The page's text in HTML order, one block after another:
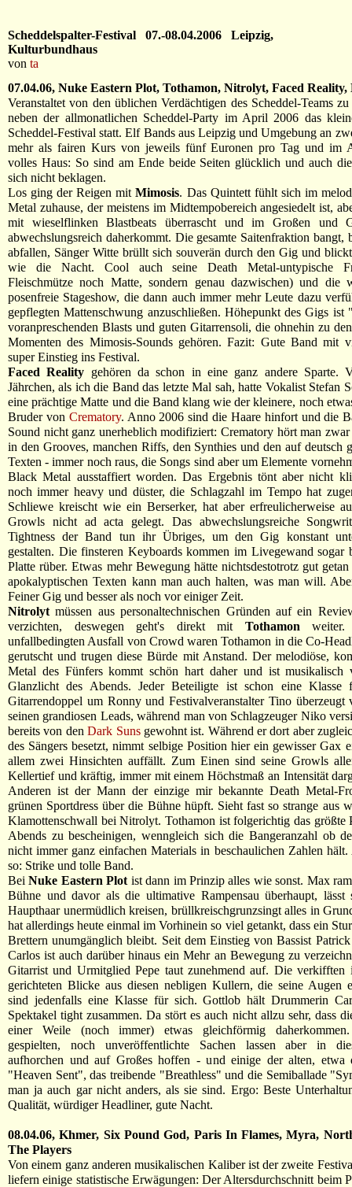
Scheddelspalter-Festival 07.-08.04.2006 Leipzig,
Kulturbundhaus
von ta
07.04.06, Nuke Eastern Plot, Tothamon, Nitrolyt, Faced Reality,
Veranstaltet von den üblichen Verdächtigen des Scheddel-Teams
neben der allmonatlichen Scheddel-Party im April 2006 das
Scheddel-Festival statt. Elf Bands aus Leipzig und Umgebung an
mehr als fairen Kurs von jeweils fünf Euronen pro Tag und im
volles Haus: So sind am Ende beide Seiten glücklich und auch
sich nicht beklagen.
Los ging der Reigen mitMimosis. Das Quintett fühlt sich im
Metal zuhause, der meistens im Midtempobereich angesiedelt ist,
mit wieselflinken Blastbeats überrascht und im Großen und
abwechslungsreich daherkommt. Die gesamte Saitenfraktion bangt,
abfallen, Sänger Witte brüllt sich souverän durch den Gig und
wie die Nacht. Cool auch seine Death Metal-untypische
Fleischmütze noch Matte, sondern genau dazwischen) und die
posenfreie Stageshow, die dann auch immer mehr Leute dazu
gepflegten Mattenschwung anzuschließen. Höhepunkt des Gigs ist
voranpreschenden Blasts und guten Gitarrensoli, die ohnehin zu
Momenten des Mimosis-Sounds gehören. Fazit: Gute Band mit
super Einstieg ins Festival.
Faced Reality gehören da schon in eine ganz andere Sparte.
Jährchen, als ich die Band das letzte Mal sah, hatte Vokalist Stefan
eine prächtige Matte und die Band klang wie der kleinere, noch
Bruder von Crematory. Anno 2006 sind die Haare hinfort und die
Sound nicht ganz unerheblich modifiziert: Crematory hört man
in den Grooves, manchen Riffs, den Synthies und den auf deutsch
Texten - immer noch raus, die Songs sind aber um Elemente
Black Metal ausstaffiert worden. Das Ergebnis tönt aber nicht
noch immer heavy und düster, die Schlagzahl im Tempo hat
Schliewe kreischt wie ein Berserker, hat aber erfreulicherweise
Growls nicht ad acta gelegt. Das abwechslungsreiche
Tightness der Band tun ihr Übriges, um den Gig konstant
gestalten. Die finsteren Keyboards kommen im Livegewand sogar
Platte rüber. Etwas mehr Bewegung hätte nichtsdestotrotz gut
apokalyptischen Texten kann man auch halten, was man will.
Feiner Gig und besser als noch vor einiger Zeit.
Nitrolyt müssen aus personaltechnischen Gründen auf ein
verzichten, deswegen geht's direkt mit Tothamon weiter.
unfallbedingten Ausfall von Crowd waren Tothamon in die Co-
gerutscht und trugen diese Bürde mit Anstand. Der melodiöse,
Metal des Fünfers kommt schön hart daher und ist musikalisch
Glanzlicht des Abends. Jeder Beteiligte ist schon eine Klasse
Gitarrendoppel um Ronny und Festivalveranstalter Tino überzeugt
seinen grandiosen Leads, während man von Schlagzeuger Niko
bereits von denDark Sunsgewohnt ist. Während er dort aber
des Sängers besetzt, nimmt selbige Position hier ein gewisser Gax
allem zwei Hinsichten auffällt. Zum Einen sind seine Growls
Kellertief und kräftig, immer mit einem Höchstmaß an Intensität
Anderen ist der Mann der einzige mir bekannte Death Metal-
grünen Sportdress über die Bühne hüpft. Sieht fast so strange aus
Klamottenschwall bei Nitrolyt. Tothamon ist folgerichtig das größte
Abends zu bescheinigen, wenngleich sich die Bangeranzahl ob
nicht immer ganz einfachen Materials in beschaulichen Zahlen
so: Strike und tolle Band.
BeiNuke Eastern Plot ist dann im Prinzip alles wie sonst. Max
Bühne und davor als die ultimative Rampensau überhaupt, lässt
Haupthaar unermüdlich kreisen, brüllkreischgrunzsingt alles in
hat allerdings heute einmal im Vorhinein so viel getankt, dass ein
Brettern unumgänglich bleibt. Seit dem Einstieg von Bassist
Carlos ist auch darüber hinaus ein Mehr an Bewegung zu
Gitarrist und Urmitglied Pepe taut zunehmend auf. Die verkifften
gerichteten Blicke aus diesen nebligen Kullern, die seine Augen
sind jedenfalls eine Klasse für sich. Gottlob hält Drummerin
Spektakel tight zusammen. Da stört es auch nicht allzu sehr, dass
einer Weile (noch immer) etwas gleichförmig
gespielten, noch unveröffentlichte Sachen lassen aber in
aufhorchen und auf Großes hoffen - und einige der alten, etwa
"Heaven Sent", das treibende "Breathless" und die Semiballade
man ja auch gar nicht anders, als sie sind. Ergo: Beste
Qualität, würdiger Headliner, gute Nacht.
08.04.06, Khmer, Six Pound God, Paris In Flames, Myra,
The Players
Von einem ganz anderen musikalischen Kaliber ist der zweite
liefern einige statistische Erwägungen: Der Altersdurchschnitt beim